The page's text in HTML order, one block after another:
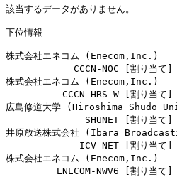
該当するデータがありません。
下位情報
----------
株式会社エネコム (Enecom,Inc.)
株式会社エネコム (Enecom,Inc.)
CCCN-
広島修道大学 (Hiroshima Shudo
井原放送株式会社 (Ibara
株式会社エネコム (Enecom,Inc.)